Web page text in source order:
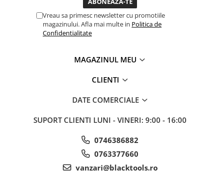
Vreau sa primesc newsletter cu promotiile
magazinului. Afla mai multe in Politica de
Confidentialitate
MAGAZINUL MEU
CLIENTI
DATE COMERCIALE
SUPORT CLIENTI LUNI - VINERI: 9:00 - 16:00
0746386882
0763377660
vanzari@blacktools.ro